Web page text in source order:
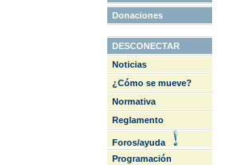
Donaciones
DESCONECTAR
Noticias
¿Cómo se mueve?
Normativa
Reglamento
Foros/ayuda
Programación